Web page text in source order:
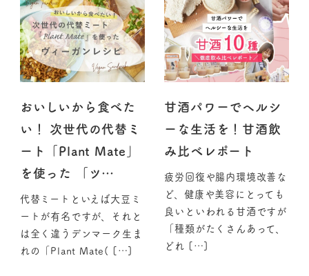
おいしいから食べた
い！ 次世代の代替ミ
ート「Plant Mate」
を使った 「ツ…
代替ミートといえば大豆ミ
ートが有名ですが、それと
は全く違うデンマーク生ま
れの「Plant Mate( […]
甘酒パワーでヘルシ
ーな生活を！甘酒飲
み比べレポート
疲労回復や腸内環境改善な
ど、健康や美容にとっても
良いといわれる甘酒ですが
「種類がたくさんあって、
どれ […]